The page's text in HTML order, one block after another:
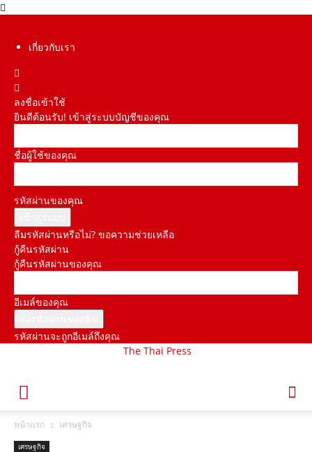
เกี่ยวกับเรา
ลงชื่อเข้าใช้
ยินดีต้อนรับ! เข้าสู่ระบบบัญชีของคุณ
ชื่อผู้ใช้ของคุณ
รหัสผ่านของคุณ
ลืมรหัสผ่านหรือไม่? ขอความช่วยเหลือ
กู้คืนรหัสผ่าน
กู้คืนรหัสผ่านของคุณ
อีเมล์ของคุณ
รหัสผ่านจะถูกอีเมล์ถึงคุณ
The Thai Press
หน้าแรก เศรษฐกิจ
เศรษฐกิจ